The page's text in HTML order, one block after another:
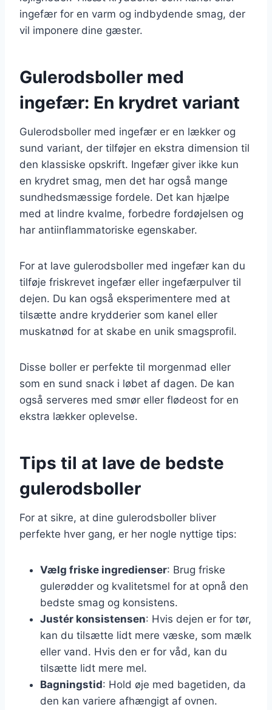
ingefær for en varm og indbydende smag, der
vil imponere dine gæster.
Gulerodsboller med
ingefær: En krydret variant
Gulerodsboller med ingefær er en lækker og
sund variant, der tilføjer en ekstra dimension til
den klassiske opskrift. Ingefær giver ikke kun
en krydret smag, men det har også mange
sundhedsmæssige fordele. Det kan hjælpe
med at lindre kvalme, forbedre fordøjelsen og
har antiinflammatoriske egenskaber.
For at lave gulerodsboller med ingefær kan du
tilføje friskrevet ingefær eller ingefærpulver til
dejen. Du kan også eksperimentere med at
tilsætte andre krydderier som kanel eller
muskatnød for at skabe en unik smagsprofil.
Disse boller er perfekte til morgenmad eller
som en sund snack i løbet af dagen. De kan
også serveres med smør eller flødeost for en
ekstra lækker oplevelse.
Tips til at lave de bedste
gulerodsboller
For at sikre, at dine gulerodsboller bliver
perfekte hver gang, er her nogle nyttige tips:
Vælg friske ingredienser: Brug friske
gulerødder og kvalitetsmel for at opnå den
bedste smag og konsistens.
Justér konsistensen: Hvis dejen er for tør,
kan du tilsætte lidt mere væske, som mælk
eller vand. Hvis den er for våd, kan du
tilsætte lidt mere mel.
Bagningstid: Hold øje med bagetiden, da
den kan variere afhængigt af ovnen.